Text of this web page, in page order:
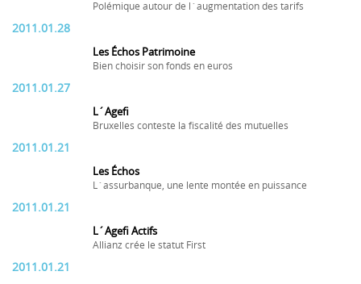
Polémique autour de l´augmentation des tarifs
2011.01.28
Les Échos Patrimoine
Bien choisir son fonds en euros
2011.01.27
L´Agefi
Bruxelles conteste la fiscalité des mutuelles
2011.01.21
Les Échos
L´assurbanque, une lente montée en puissance
2011.01.21
L´Agefi Actifs
Allianz crée le statut First
2011.01.21